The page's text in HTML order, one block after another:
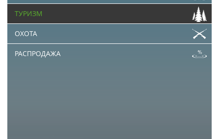
ТУРИЗМ
ОХОТА
РАСПРОДАЖА